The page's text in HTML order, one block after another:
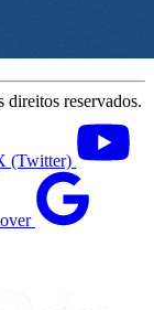
direitos reservados.
(Twitter)